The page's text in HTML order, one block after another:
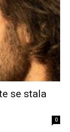
se stala
0